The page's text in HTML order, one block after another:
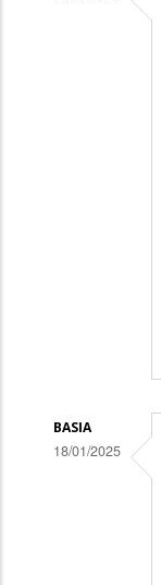
BASIA
18/01/2025